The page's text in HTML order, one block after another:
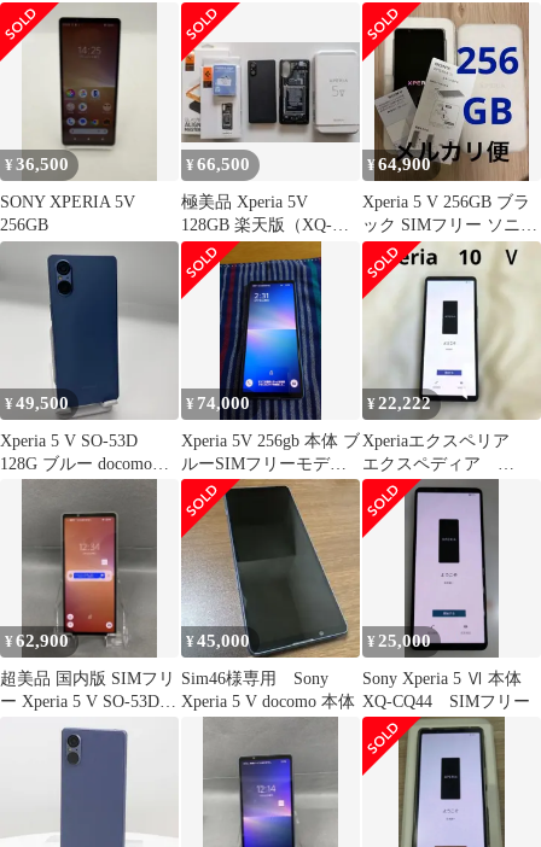
フリー
ス、フィルム付
ンク docomo版 訳あり
液晶ヤケあり SIMフリ
ー エクスペリア
Android スマホ 本体
¥36,500
SONY XPERIA 5V
256GB
¥66,500
極美品 Xperia 5V
128GB 楽天版（XQ-
DE44）SIMフリー
¥64,900
Xperia 5 V 256GB ブラ
ック SIMフリー ソニー
ストア購入 箱付
¥49,500
Xperia 5 V SO-53D
128G ブルー docomo版
ケあり SIMフリー エ
マホ 本体
¥ 74,000
Xperia 5V 256gb 本体 ブ
ルーSIMフリーモデ
ル XQ-DE44
¥22,222
Xperiaエクスペリア
エクスペディア
10Ⅴ 5 スマホ 黒ブ
ラック
¥62,900
超美品 国内版 SIMフリ
ー Xperia 5 V SO-53D
¥45,000
Sim46様専用 Sony
Xperia 5 V docomo 本体
¥ 25,000
Sony Xperia 5 Ⅵ 本体
XQ-CQ44 SIMフリー